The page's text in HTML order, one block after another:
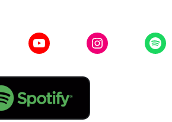
YouTubeInstagram